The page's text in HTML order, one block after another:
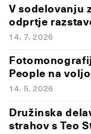
V sodelovanju
odprtje
14. 7. 2026
People na
14. 5. 2026
Družinska
strahov s Teo